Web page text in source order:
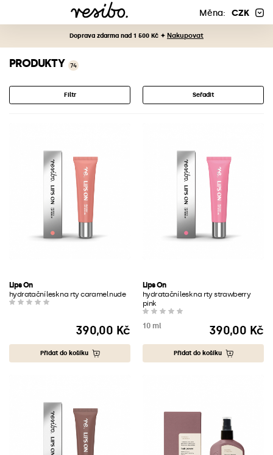
Měna: CZK
Doprava zdarma nad 1 500 Kč ✦ Nakupovat
PRODUKTY 74
Filtr Seřadit
Lips On
hydratační lesk na rty caramel nude
Cena
390,00 Kč
Přidat do košíku
Lips On
hydratační lesk na rty strawberry
pink
10 ml
Cena
390,00 Kč
Přidat do košíku